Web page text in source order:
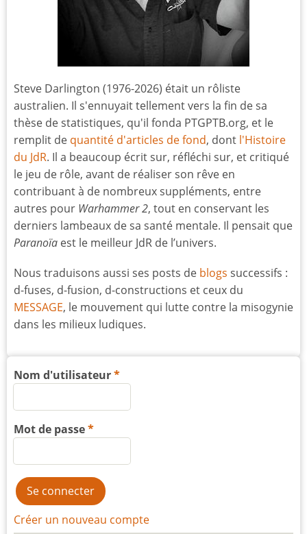
Steve Darlington (1976-2026) était un rôliste
australien. Il s'ennuyait tellement vers la fin de sa
thèse de statistiques, qu'il fonda PTGPTB.org, et le
remplit de quantité d'articles de fond, dont l'Histoire
du JdR. Il a beaucoup écrit sur, réfléchi sur, et critiqué
le jeu de rôle, avant de réaliser son rêve en
contribuant à de nombreux suppléments, entre
autres pour Warhammer 2, tout en conservant les
derniers lambeaux de sa santé mentale. Il pensait que
Paranoïa est le meilleur JdR de l’univers.
Nous traduisons aussi ses posts de blogs successifs :
d-fuses, d-fusion, d-constructions et ceux du
MESSAGE, le mouvement qui lutte contre la misogynie
dans les milieux ludiques.
Nom d'utilisateur
Mot de passe
Créer un nouveau compte